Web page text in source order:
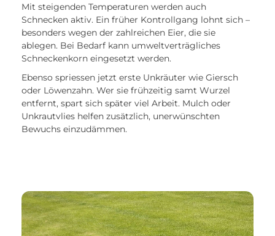
Mit steigenden Temperaturen werden auch
Schnecken aktiv. Ein früher Kontrollgang lohnt sich –
besonders wegen der zahlreichen Eier, die sie
ablegen. Bei Bedarf kann umweltverträgliches
Schneckenkorn eingesetzt werden.
Ebenso spriessen jetzt erste Unkräuter wie Giersch
oder Löwenzahn. Wer sie frühzeitig samt Wurzel
entfernt, spart sich später viel Arbeit. Mulch oder
Unkrautvlies helfen zusätzlich, unerwünschten
Bewuchs einzudämmen.